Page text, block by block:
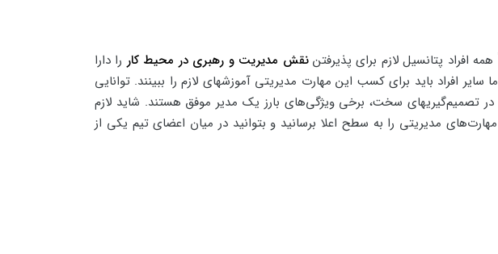
افراد پتانسیل لازم برای پذیرفتننقش مدیریت و رهبری در محیط کار را دارا
افراد باید برای کسب این مهارت مدیریتی آموزشهای لازم را ببینند. توانایی
تصمیم‌گیریهای سخت، برخی ویژگی‌های بارز یک مدیر موفق هستند. شاید لازم
مدیریتی را به سطح اعلا برسانید و بتوانید در میان اعضای تیم یکی از